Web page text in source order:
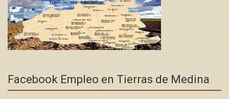
Facebook Empleo en Tierras de Medina